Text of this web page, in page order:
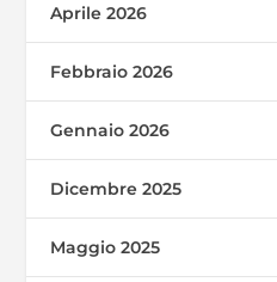
Aprile 2026
Febbraio 2026
Gennaio 2026
Dicembre 2025
Maggio 2025